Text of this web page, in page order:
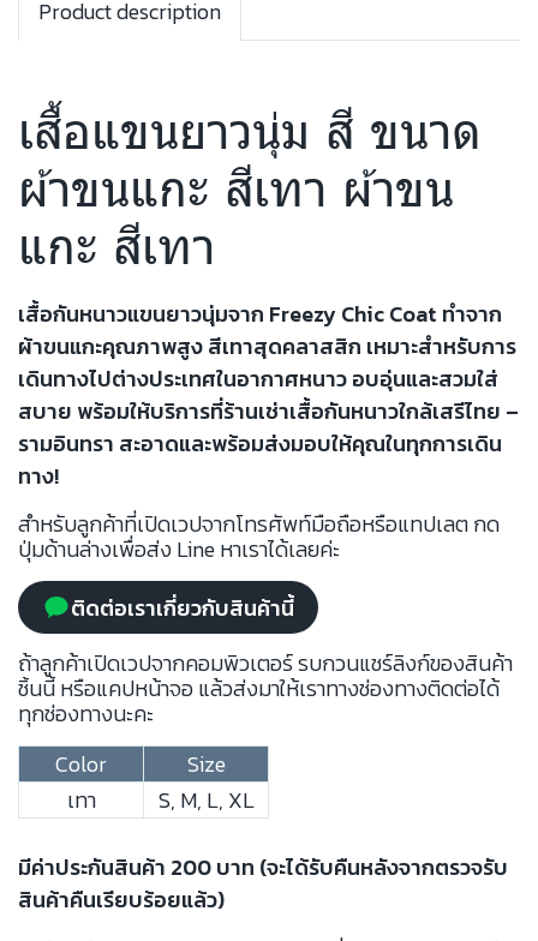
Product description
เสื้อแขนยาวนุ่ม สี ขนาด
ผ้าขนแกะ สีเทา ผ้าขน
แกะ สีเทา
เสื้อกันหนาวแขนยาวนุ่มจาก Freezy Chic Coat ทำจาก
ผ้าขนแกะคุณภาพสูง สีเทาสุดคลาสสิก เหมาะสำหรับการ
เดินทางไปต่างประเทศในอากาศหนาว อบอุ่นและสวมใส่
สบาย พร้อมให้บริการที่ร้านเช่าเสื้อกันหนาวใกล้เสรีไทย –
รามอินทรา สะอาดและพร้อมส่งมอบให้คุณในทุกการเดิน
ทาง!
สำหรับลูกค้าที่เปิดเวปจากโทรศัพท์มือถือหรือแทปเลต กด
ปุ่มด้านล่างเพื่อส่ง Line หาเราได้เลยค่ะ
ติดต่อเราเกี่ยวกับสินค้านี้
ถ้าลูกค้าเปิดเวปจากคอมพิวเตอร์ รบกวนแชร์ลิงก์ของสินค้า
ชิ้นนี้ หรือแคปหน้าจอ แล้วส่งมาให้เราทางช่องทางติดต่อได้
ทุกช่องทางนะคะ
Color
Size
เทา
S, M, L, XL
มีค่าประกันสินค้า 200 บาท (จะได้รับคืนหลังจากตรวจรับ
สินค้าคืนเรียบร้อยแล้ว)